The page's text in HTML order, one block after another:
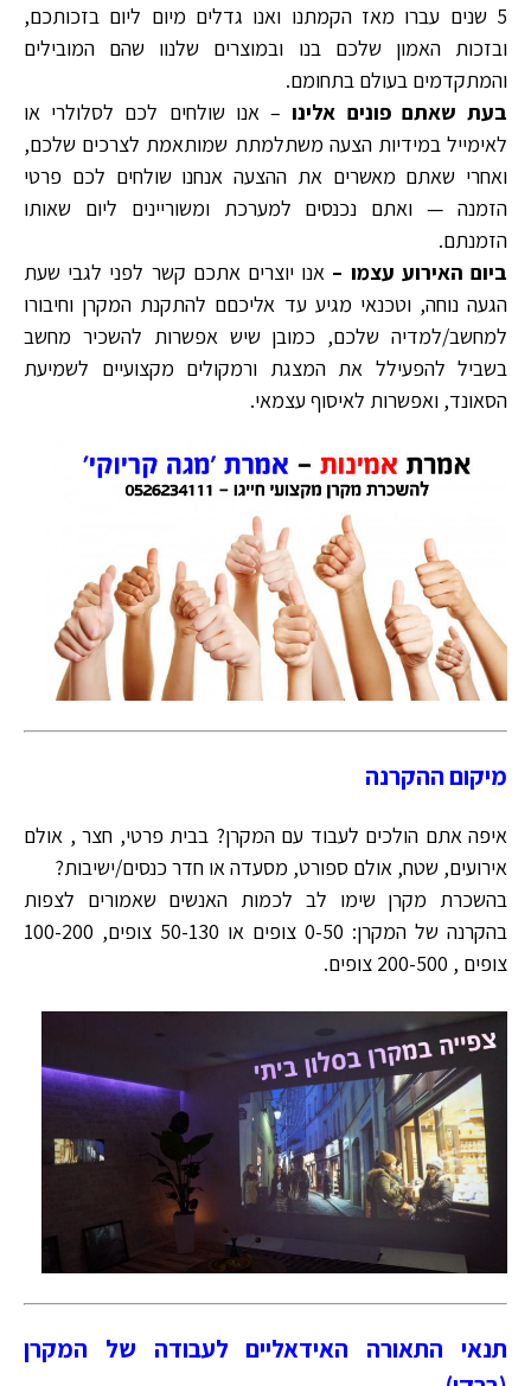
5 שנים עברו מאז הקמתנו ואנו גדלים מיום ליום בזכותכם,
ובזכות האמון שלכם בנו ובמוצרים שלנוו שהם המובילים
והמתקדמים בעולם בתחומם.
בעת שאתם פונים אלינו– אנו שולחים לכם לסלולרי או
לאימייל במידיות הצעה משתלמתת שמותאמת לצרכים שלכם,
ואחרי שאתם מאשרים את ההצעה אנחנו שולחים לכם פרטי
הזמנה — ואתם נכנסים למערכת ומשוריינים ליום שאותו
הזמנתם.
ביום האירוע עצמו – אנו יוצרים אתכם קשר לפני לגבי שעת
הגעה נוחה, וטכנאי מגיע עד אליכםם להתקנת המקרן וחיבורו
למחשב/למדיה שלכם, כמובן שיש אפשרות להשכיר מחשב
בשביל להפעילל את המצגת ורמקולים מקצועיים לשמיעת
הסאונד, ואפשרות לאיסוף עצמאי.
מיקום ההקרנה
איפה אתם הולכים לעבוד עם המקרן? בבית פרטי, חצר , אולם
אירועים, שטח, אולם ספורט, מסעדה או חדר כנסים/ישיבות?
בהשכרת מקרן שימו לב לכמות האנשים שאמורים לצפות
בהקרנה של המקרן: 0-50 צופים או 50-130 צופים, 100-200
צופים , 200-500 צופים.
תנאי התאורה האידאליים לעבודה של המקרן